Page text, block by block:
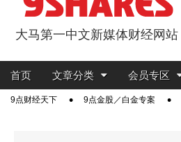
9点股票
大马第一中文新媒体财经网站
Main
Skip
content
首页 文章分类 会员专区
Sub9点财经天下 9点金股／白金专案